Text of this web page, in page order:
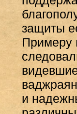
защиты
Примеру
и